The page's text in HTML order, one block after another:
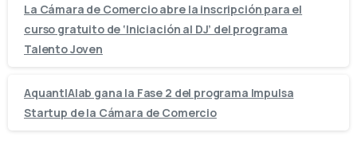
La Cámara de Comercio abre la inscripción para el
curso gratuito de ‘Iniciación al DJ’ del programa
Talento Joven
AquantIAlab gana la Fase 2 del programa Impulsa
Startup de la Cámara de Comercio